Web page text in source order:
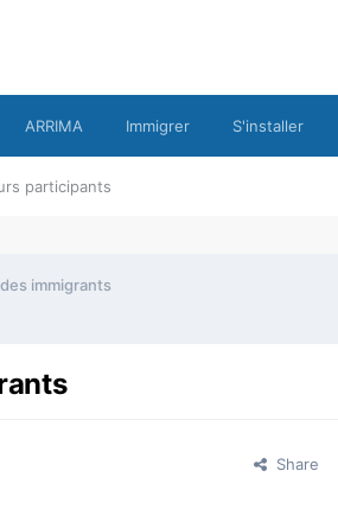
participants
ARRIMA Immigrer S'installer
immigrants
Share